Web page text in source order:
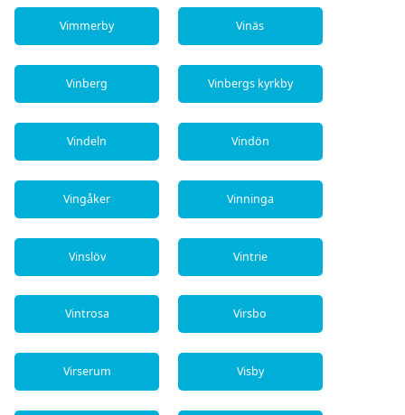
Vimmerby Vinäs
Vinberg Vinbergs kyrkby
Vindeln Vindön
Vingåker Vinninga
Vinslöv Vintrie
Vintrosa Virsbo
Virserum Visby